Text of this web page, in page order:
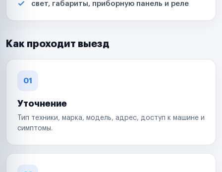
свет, габариты, приборную панель и реле
Как проходит выезд
01
Уточнение
Тип техники, марка, модель, адрес, доступ к машине и
симптомы.